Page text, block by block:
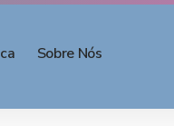
Sobre Nós